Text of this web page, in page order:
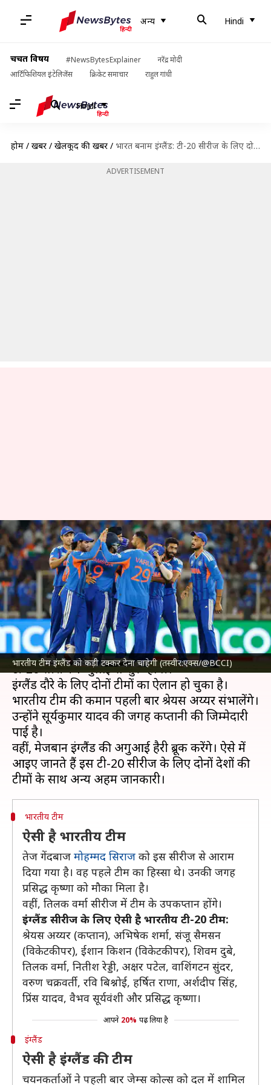
अन्य Hindi
चर्चित विषय #NewsBytesExplainer
नरेंद्र मोदी
आर्टिफिशियल इंटेलिजेंस
क्रिकेट समाचार राहुल गांधी
Hindi
होम / खबरें / खेलकूद की खबरें / भारत बनाम इंग्लैंड: टी-20 सीरीज के लिए दोनों टीमें, शेड्यूल और सभी अहम जानकारी
ADVERTISEMENT
भारतीय टीम इंग्लैंड को कड़ी टक्कर देना चाहेगी (तस्वीर:एक्स/@BCCI)
भारत बनाम इंग्लैंड: टी-20 सीरीज के
लिए दोनों टीमें, शेड्यूल और सभी
अहम जानकारी
लेखन आदर्श कुमार Jun 23, 2026 02:53 am
क्या है खबर?
भारतीय क्रिकेट टीमऔरइंग्लैंड क्रिकेट टीमके 5 पांच मैचों की
टी-20 सीरीज 1 जुलाई से शुरू होगी।
इंग्लैंड दौरे के लिए दोनों टीमों का ऐलान हो चुका है।
भारतीय टीम की कमान पहली बार श्रेयस अय्यर संभालेंगे।
उन्होंने सूर्यकुमार यादव की जगह कप्तानी की जिम्मेदारी
पाई है।
वहीं, मेजबान इंग्लैंड की अगुआई हैरी ब्रूक करेंगे। ऐसे में
आइए जानते हैं इस टी-20 सीरीज के लिए दोनों देशों की
भारतीय टीम
ऐसी है भारतीय टीम
तेज गेंदबाज मोहम्मद सिराज को इस सीरीज से आराम
दिया गया है। वह पहले टीम का हिस्सा थे। उनकी जगह
प्रसिद्ध कृष्णा को मौका मिला है।
वहीं, तिलक वर्मा सीरीज में टीम के उपकप्तान होंगे।
इंग्लैंड सीरीज के लिए ऐसी है भारतीय टी-20 टीम:
श्रेयस अय्यर (कप्तान), अभिषेक शर्मा, संजू सैमसन
(विकेटकीपर), ईशान किशन (विकेटकीपर), शिवम दुबे,
तिलक वर्मा, नितीश रेड्डी, अक्षर पटेल, वाशिंगटन सुंदर,
वरुण चक्रवर्ती, रवि बिश्नोई, हर्षित राणा, अर्शदीप सिंह,
प्रिंस यादव, वैभव सूर्यवंशी और प्रसिद्ध कृष्णा।
आपने 20% पढ़ लिया है
इंग्लैंड
ऐसी है इंग्लैंड की टीम
चयनकर्ताओं ने पहली बार जेम्स कोल्स को दल में शामिल